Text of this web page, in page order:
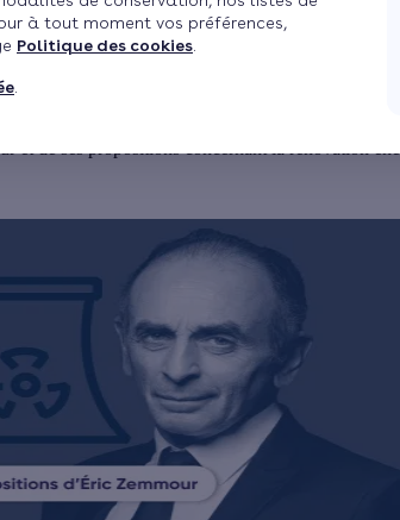
à tout moment vos préférences,
Politique des cookies
à 16h33 Mis à jour le 10/08/2024 à 10h07
Pour patienter, nous continuons notre tour
et de ses propositions concernant la rénovation